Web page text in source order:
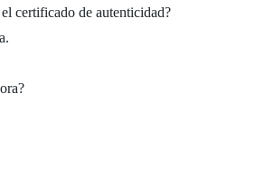
certificado de autenticidad?